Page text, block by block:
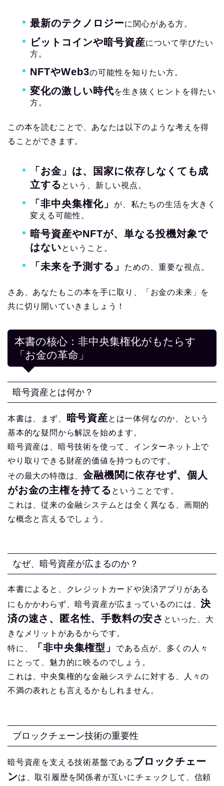
最新のテクノロジーに関心がある方。
ビットコインや暗号資産について学びたい
方。
NFTやWeb3の可能性を知りたい方。
変化の激しい時代を生き抜くヒントを得たい
方。
この本を読むことで、あなたは以下のような考えを得
ることができます。
「お金」は、国家に依存しなくても成
立する という、新しい視点。
「非中央集権化」
が、私たちの生活を大きく
変える可能性。
暗号資産やNFTが、単なる投機対象で
はないということ。
「未来を予測する」 ための、重要な視点。
さあ、あなたもこの本を手に取り、「お金の未来」を
共に切り開いていきましょう！
本書の核心：非中央集権化がもたらす
「お金の革命」
暗号資産とは何か？
本書は、まず、 暗号資産とは一体何なのか、という
基本的な疑問から解説を始めます。
暗号資産は、暗号技術を使って、インターネット上で
やり取りできる財産的価値を持つものです。
その最大の特徴は、金融機関に依存せず、個人
がお金の主権を持てる ということです。
これは、従来の金融システムとは全く異なる、画期的
な概念と言えるでしょう。
なぜ、暗号資産が広まるのか？
本書によると、クレジットカードや決済アプリがある
にもかかわらず、暗号資産が広まっているのには、決
済の速さ、匿名性、手数料の安さ といった、大
きなメリットがあるからです。
特に、
「非中央集権型」
である点が、多くの人々
にとって、魅力的に映るのでしょう。
これは、中央集権的な金融システムに対する、人々の
不満の表れとも言えるかもしれません。
ブロックチェーン技術の重要性
暗号資産を支える技術基盤である ブロックチェー
ンは、取引履歴を関係者が互いにチェックして、信頼